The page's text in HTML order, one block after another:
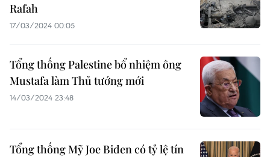
Rafah
17/03/2024 00:05
Tổng thống Palestine bổ nhiệm ông
Mustafa làm Thủ tướng mới
14/03/2024 23:48
Tổng thống Mỹ Joe Biden có tỷ lệ tín